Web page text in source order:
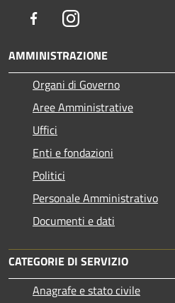
FacebookInstagram
AMMINISTRAZIONE
Organi di Governo
Aree Amministrative
Uffici
Enti e fondazioni
Politici
Personale Amministrativo
Documenti e dati
CATEGORIE DI SERVIZIO
Anagrafe e stato civile